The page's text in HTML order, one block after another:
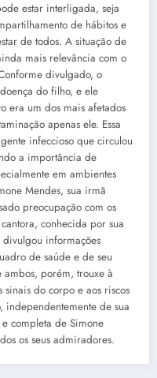
estar interligada, seja
de hábitos e
de todos. A situação de
mais relevância com o
divulgado, o
do filho, e ele
era um dos mais afetados
apenas ele. Essa
infeccioso que circulou
a importância de
em ambientes
Mendes, sua irmã
preocupação com os
conhecida por sua
informações
de saúde e de seu
porém, trouxe à
sinais do corpo e aos riscos
de sua
completa de Simone
os seus admiradores.